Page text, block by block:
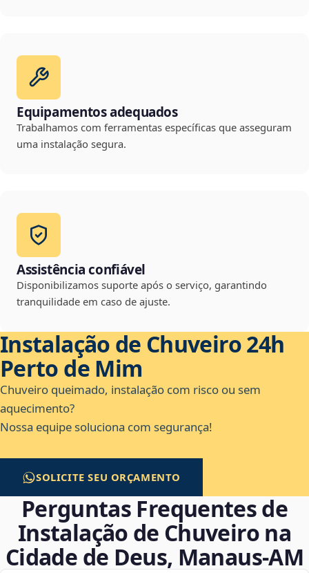
Equipamentos adequados
Trabalhamos com ferramentas específicas que asseguram
uma instalação segura.
Assistência confiável
Disponibilizamos suporte após o serviço, garantindo
tranquilidade em caso de ajuste.
Instalação de Chuveiro 24h
Perto de Mim
Chuveiro queimado, instalação com risco ou sem
aquecimento?
Nossa equipe soluciona com segurança!
SOLICITE SEU ORÇAMENTO
Perguntas Frequentes de
Instalação de Chuveiro na
Cidade de Deus, Manaus‑AM